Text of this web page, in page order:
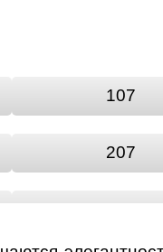
107
207
307